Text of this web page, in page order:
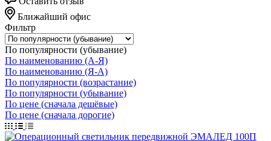
Ближайший офис
Фильтр
По популярности (убывание)
По наименованию (А-Я)
По наименованию (Я-А)
По популярности (возрастание)
По популярности (убывание)
По цене (сначала дешёвые)
По цене (сначала дорогие)